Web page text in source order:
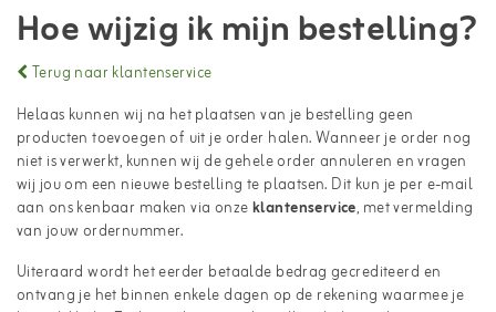
Hoe wijzig ik mijn bestelling?
Terug naar klantenservice
Helaas kunnen wij na het plaatsen van je bestelling geen
producten toevoegen of uit je order halen. Wanneer je order nog
niet is verwerkt, kunnen wij de gehele order annuleren en vragen
wij jou om een nieuwe bestelling te plaatsen. Dit kun je per e-mail
aan ons kenbaar maken via onzeklantenservice, met vermelding
van jouw ordernummer.
Uiteraard wordt het eerder betaalde bedrag gecrediteerd en
ontvang je het binnen enkele dagen op de rekening waarmee je